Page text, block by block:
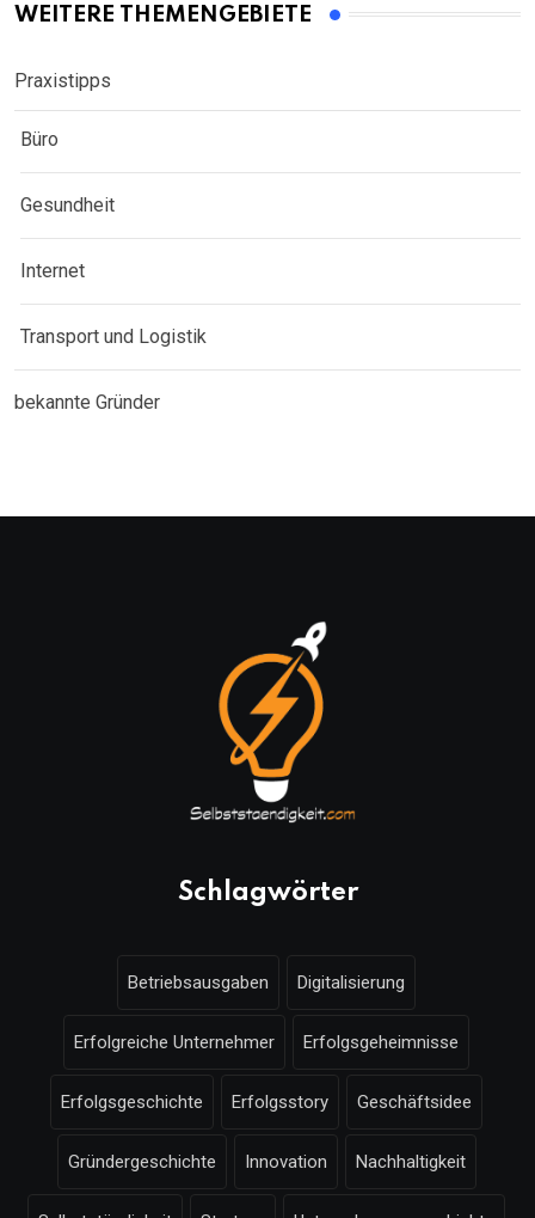
WEITERE THEMENGEBIETE
Praxistipps
Büro
Gesundheit
Internet
Transport und Logistik
bekannte Gründer
Schlagwörter
Betriebsausgaben Digitalisierung
Erfolgreiche Unternehmer Erfolgsgeheimnisse
Erfolgsgeschichte Erfolgsstory Geschäftsidee
Gründergeschichte Innovation Nachhaltigkeit